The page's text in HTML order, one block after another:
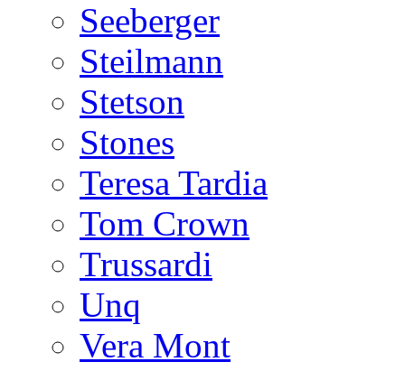
Seeberger
Steilmann
Stetson
Stones
Teresa Tardia
Tom Crown
Trussardi
Unq
Vera Mont